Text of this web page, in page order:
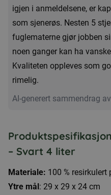
antall
igjen i anmeldelsene, er
som sjenerøs. Nesten 5
fuglematerne gjør jobben
noen ganger kan ha
Kvaliteten oppleves som
rimelig.
AI-generert sammendrag
– Svart 4 liter
Materiale: 100 % resirkulert
Ytre mål: 29 x 29 x 24 cm